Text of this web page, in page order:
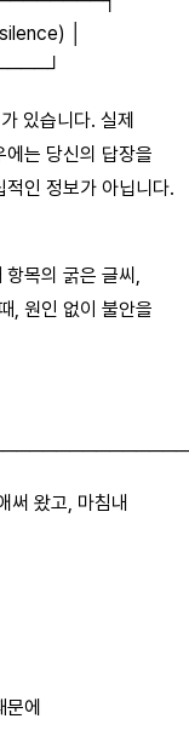
│
있습니다. 실제
는 당신의 답장을
인 정보가 아닙니다.
목의 굵은 글씨,
, 원인 없이 불안을
써 왔고, 마침내
문에